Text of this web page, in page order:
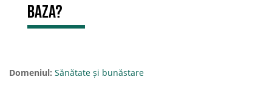
baza?
Domeniul: Sănătate și bunăstare